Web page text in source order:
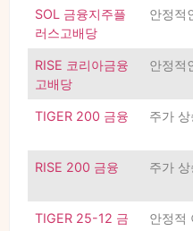
SOL 금융지주플
러스고배당
안정적
RISE 코리아금융
고배당
안정적
TIGER 200 금융 주가
RISE 200 금융 주가
TIGER 25-12 금
안정적